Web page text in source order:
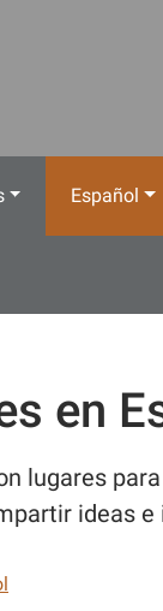
Español
en
lugares
ideas e